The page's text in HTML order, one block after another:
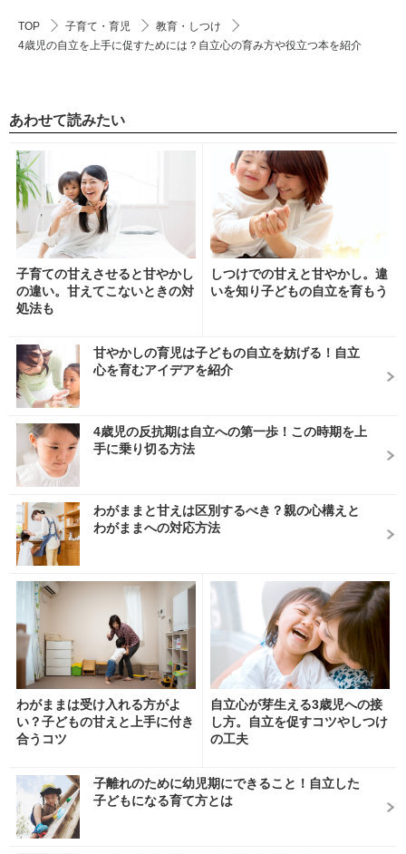
TOP 子育て・育児
教育・しつけ
4歳児の自立を上手に促すためには？自立心の育み方や役立つ本を紹介
あわせて読みたい
子育ての甘えさせると甘やかし
の違い。甘えてこないときの対
処法も
しつけでの甘えと甘やかし。違
いを知り子どもの自立を育もう
甘やかしの育児は子どもの自立を妨げる！自立
心を育むアイデアを紹介
4歳児の反抗期は自立への第一歩！この時期を上
手に乗り切る方法
わがままと甘えは区別するべき？親の心構えと
わがままへの対応方法
わがままは受け入れる方がよ
い？子どもの甘えと上手に付き
合うコツ
自立心が芽生える3歳児への接
し方。自立を促すコツやしつけ
の工夫
子離れのために幼児期にできること！自立した
子どもになる育て方とは